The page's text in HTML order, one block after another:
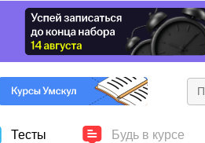
Тесты Будь в курсе